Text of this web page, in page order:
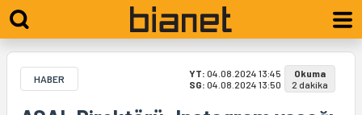
HABER YT: 04.08.2024 13:45
SG: 04.08.2024 13:50
Okuma
2 dakika